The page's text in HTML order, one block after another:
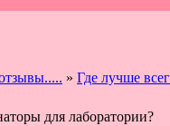
» Где лучше
для лаборатории?